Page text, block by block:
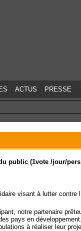
ACTUS PRESSE
public (1vote /jour/
visant à lutter contre
notre partenaire
pays en
à réaliser leur